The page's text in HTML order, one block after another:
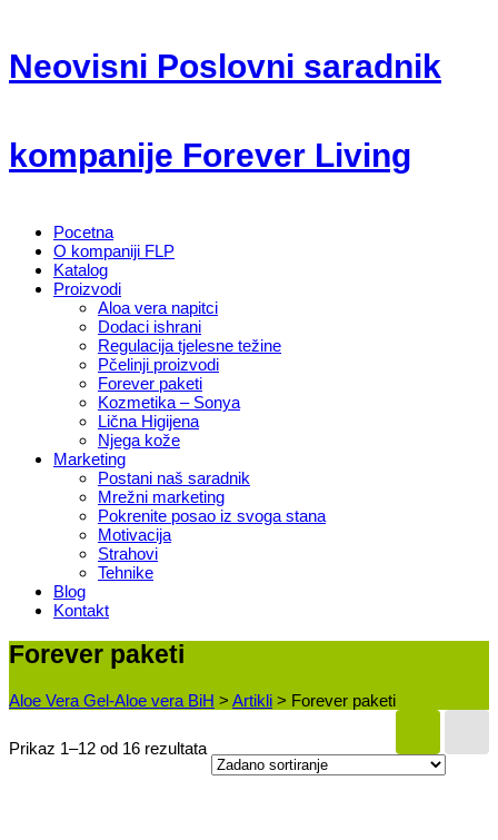
Neovisni Poslovni saradnik
kompanije Forever Living
Pocetna
O kompaniji FLP
Katalog
Proizvodi
Aloa vera napitci
Dodaci ishrani
Regulacija tjelesne težine
Pčelinji proizvodi
Forever paketi
Kozmetika – Sonya
Lična Higijena
Njega kože
Marketing
Postani naš saradnik
Mrežni marketing
Pokrenite posao iz svoga stana
Motivacija
Strahovi
Tehnike
Blog
Kontakt
Forever paketi
Aloe Vera Gel-Aloe vera BiH > Artikli > Forever paketi
Prikaz 1–12 od 16 rezultata